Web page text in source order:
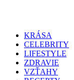
KRÁSA
CELEBRITY
LIFESTYLE
ZDRAVIE
VZŤAHY